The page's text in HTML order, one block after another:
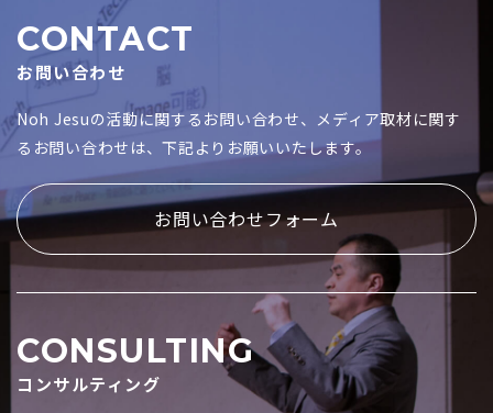
CONTACT
お問い合わせ
Noh Jesuの活動に関するお問い合わせ、メディア取材に関す
るお問い合わせは、下記よりお願いいたします。
お問い合わせフォーム
CONSULTING
コンサルティング